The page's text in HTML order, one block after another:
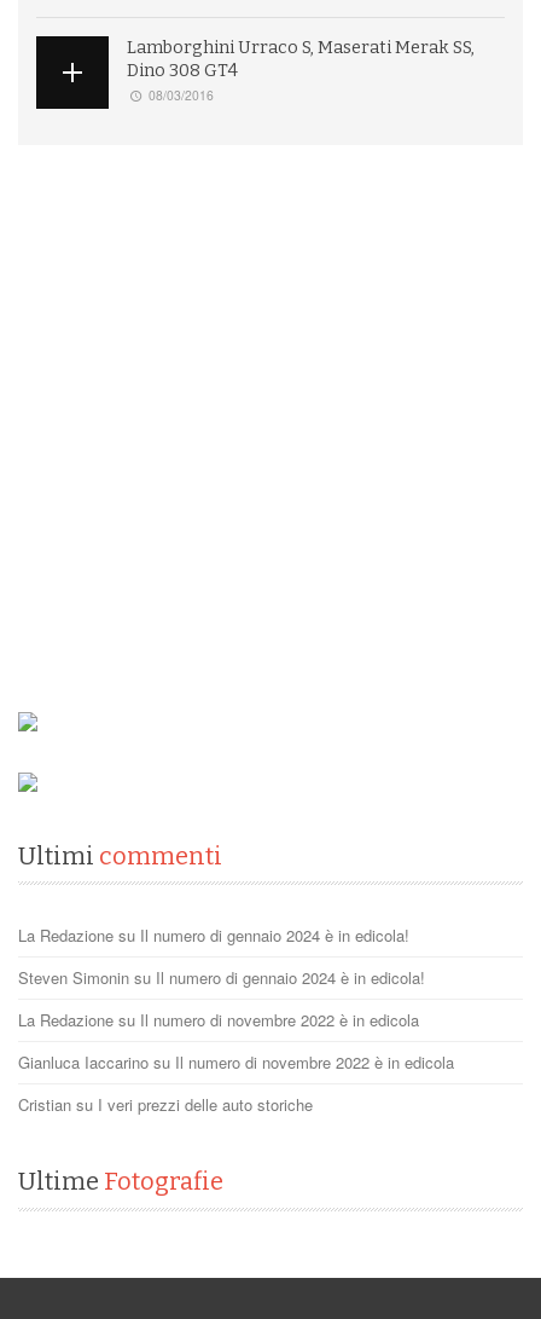
Lamborghini Urraco S, Maserati Merak SS,
Dino 308 GT4
08/03/2016
Ultimi commenti
La Redazione su Il numero di gennaio 2024 è in edicola!
Steven Simonin su Il numero di gennaio 2024 è in edicola!
La Redazione su Il numero di novembre 2022 è in edicola
Gianluca Iaccarino su Il numero di novembre 2022 è in edicola
Cristian su I veri prezzi delle auto storiche
Ultime Fotografie